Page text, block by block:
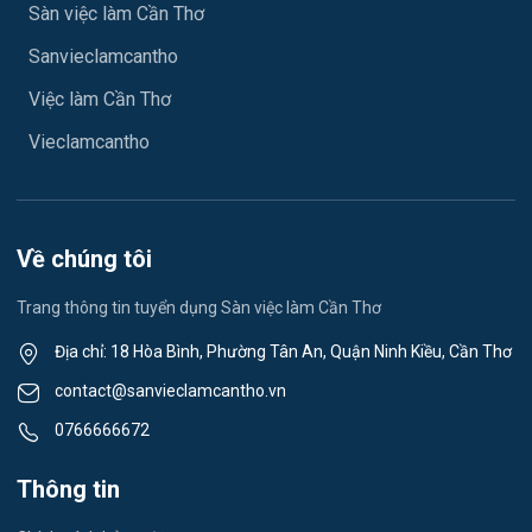
Ngành khác
Vệ sinh công nghiệp
Thể dục - thể thao
Lái xe
Tiếng Nhật
Việc làm Sóc Trăng
Việc làm Mỹ Xuyên
Việc làm Vĩnh Phước
Việc làm Nhơn Ái
Việc làm Đông Thuận
Việc làm Trường Xuân
Sàn việc làm Cần Thơ
Sanvieclamcantho
Việc làm Cần Thơ
Vieclamcantho
Về chúng tôi
Trang thông tin tuyển dụng Sàn việc làm Cần Thơ
Địa chỉ: 18 Hòa Bình, Phường Tân An, Quận Ninh Kiều, Cần Thơ
contact@sanvieclamcantho.vn
0766666672
Thông tin